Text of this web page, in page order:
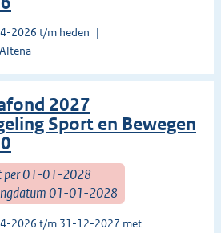
2026 t/m heden
2027
Sport en Bewegen
per 01-01-2028
01-01-2028
2026 t/m 31-12-2027 met